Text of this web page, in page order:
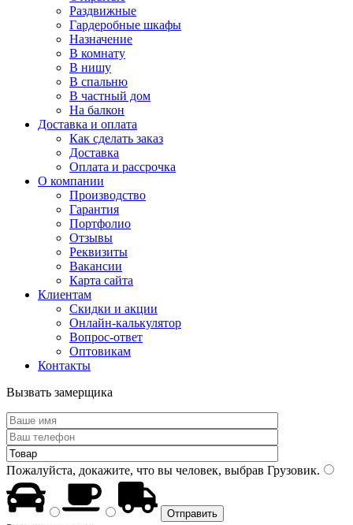
Раздвижные
Гардеробные шкафы
Назначение
В комнату
В нишу
В спальню
В частный дом
На балкон
Доставка и оплата
Как сделать заказ
Доставка
Оплата и рассрочка
О компании
Производство
Гарантия
Портфолио
Отзывы
Реквизиты
Вакансии
Карта сайта
Клиентам
Скидки и акции
Онлайн-калькулятор
Вопрос-ответ
Оптовикам
Контакты
Вызвать замерщика
Пожалуйста, докажите, что вы человек, выбрав Грузовик.